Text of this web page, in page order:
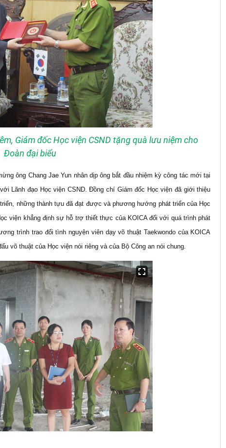
Giám đốc Học viện CSND tặng quà lưu niệm cho
Đoàn đại biểu
ông Chang Jae Yun nhân dịp ông bắt đầu nhiệm kỳ công tác mới tại
Lãnh đạo Học viện CSND. Đồng chí Giám đốc Học viện đã giới thiệu
những thành tựu đã đạt được và phương hướng phát triển của Học
viện khẳng định sự hỗ trợ thiết thực của KOICA đối với quá trình phát
trình trao đổi tình nguyện viên dạy võ thuật Taekwondo của KOICA
võ thuật của Học viện nói riêng và của Bộ Công an nói chung.